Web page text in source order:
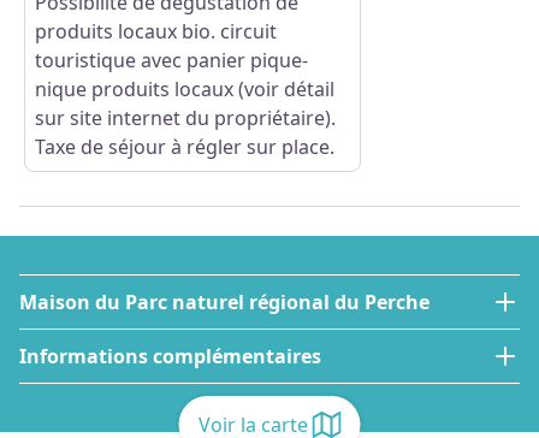
Voir la carte
produits locaux bio. circuit
touristique avec panier pique-
nique produits locaux (voir détail
sur site internet du propriétaire).
Taxe de séjour à régler sur place.
Maison du Parc naturel régional du Perche
Informations complémentaires